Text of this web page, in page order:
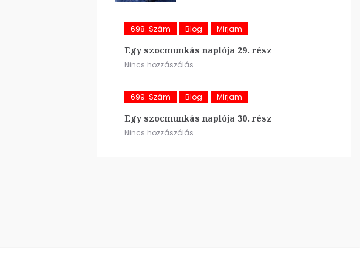
698. Szám Blog Mirjam
Egy szocmunkás naplója 29. rész
Nincs hozzászólás
699. Szám Blog Mirjam
Egy szocmunkás naplója 30. rész
Nincs hozzászólás